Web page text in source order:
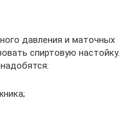
давления и маточных
спиртовую настойку.